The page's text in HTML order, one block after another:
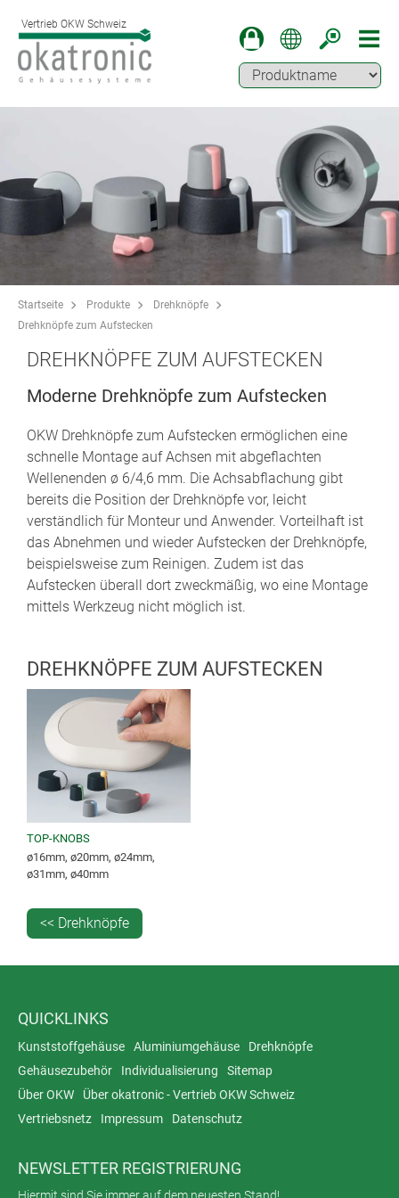
Vertrieb OKW Schweiz
Startseite Produkte
Drehknöpfe
Drehknöpfe zum Aufstecken
DREHKNÖPFE ZUM AUFSTECKEN
Moderne Drehknöpfe zum Aufstecken
OKW Drehknöpfe zum Aufstecken ermöglichen eine
schnelle Montage auf Achsen mit abgeflachten
Wellenenden ø 6/4,6 mm. Die Achsabflachung gibt
bereits die Position der Drehknöpfe vor, leicht
verständlich für Monteur und Anwender. Vorteilhaft ist
das Abnehmen und wieder Aufstecken der Drehknöpfe,
beispielsweise zum Reinigen. Zudem ist das
Aufstecken überall dort zweckmäßig, wo eine Montage
mittels Werkzeug nicht möglich ist.
DREHKNÖPFE ZUM AUFSTECKEN
TOP-KNOBS
ø16mm, ø20mm, ø24mm,
ø31mm, ø40mm
<< Drehknöpfe
QUICKLINKS
Kunststoffgehäuse Aluminiumgehäuse
Drehknöpfe
Gehäusezubehör
Individualisierung
Sitemap
Über OKW
Über okatronic - Vertrieb OKW Schweiz
Vertriebsnetz
Impressum Datenschutz
NEWSLETTER REGISTRIERUNG